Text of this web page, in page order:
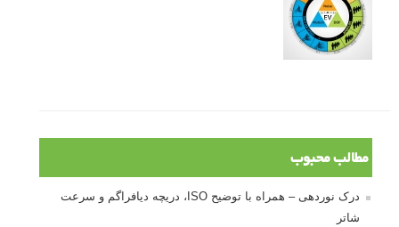
مطالب محبوب
درک نوردهی – همراه با توضیح ISO، دریچه دیافراگم و سرعت
شاتر